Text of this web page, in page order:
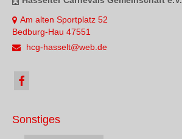
Am alten Sportplatz 52
Bedburg-Hau 47551
hcg-hasselt@web.de
Sonstiges